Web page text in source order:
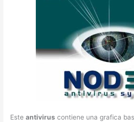
Esteantivirus contiene una grafica